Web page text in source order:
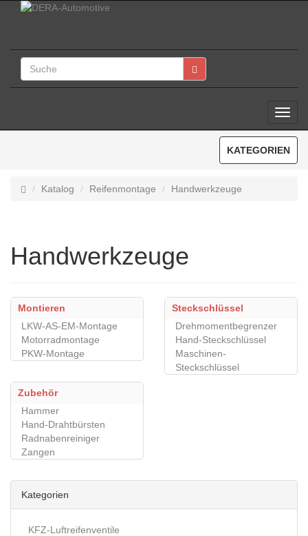
KATEGORIEN
Katalog Reifenmontage Handwerkzeuge
Handwerkzeuge
Montieren
LKW-AS-EM-Montage
Motorradmontage
PKW-Montage
Steckschlüssel
Drehmomentbegrenzer
Hand-Steckschlüssel
Maschinen-
Steckschlüssel
Zubehör
Hammer
Hand-Drahtbürsten
Radnabenreiniger
Zangen
Kategorien
KFZ-Luftreifenventile